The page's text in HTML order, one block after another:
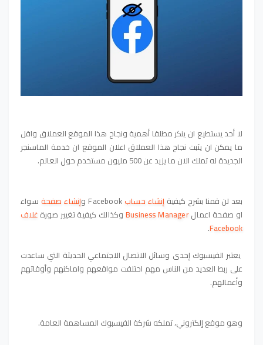
لا أحد يستطيع ان ينكر مطلقا أهمية ونجاح هذا الموقع العملاق واقل
ما يمكن ان يثبت نجاح هذا العملاق اعلان الموقع ان خدمة الماسنجر
الجديدة له تملك الان ما يزيد عن 500 مليون مستخدم حول العالم.
بعد لن قمنا بشرح كيفية إنشاء حساب Facebook وإنشاء صفحة سواء
او صفحة اعمالBusiness Manager وكذالك كيفيةتغيير صورة غلاف
Facebook
.
يعتبر الفيسبوك إحدى وسائل الاتصال الاجتماعي الحديثة التي ساعدت
على ربط العديد من الناس مهم اختلفت مواقعهم واماكنهم وأوقاتهم
وأعمالهم.
وهو موقع إلكتروني، تملكه شركة الفيسبوك المساهمة العامة.